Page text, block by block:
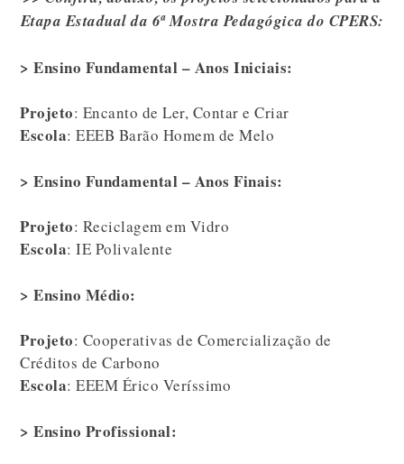
Etapa Estadual da 6ª Mostra Pedagógica do CPERS:
> Ensino Fundamental – Anos Iniciais:
Projeto: Encanto de Ler, Contar e Criar
Escola: EEEB Barão Homem de Melo
> Ensino Fundamental – Anos Finais:
Projeto: Reciclagem em Vidro
Escola: IE Polivalente
> Ensino Médio:
Projeto: Cooperativas de Comercialização de
Créditos de Carbono
Escola: EEEM Érico Veríssimo
> Ensino Profissional: